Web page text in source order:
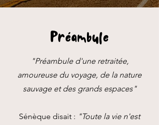
Préambule
"Préambule d'une retraitée,
amoureuse du voyage, de la nature
sauvage et des grands espaces"
Sénèque disait : "Toute la vie n'est